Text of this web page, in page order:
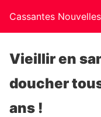
Cassantes Nouvelles
Vieillir en
doucher
ans !